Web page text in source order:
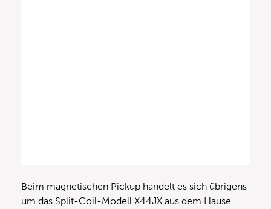
Beim magnetischen Pickup handelt es sich übrigens
um das Split-Coil-Modell X44JX aus dem Hause